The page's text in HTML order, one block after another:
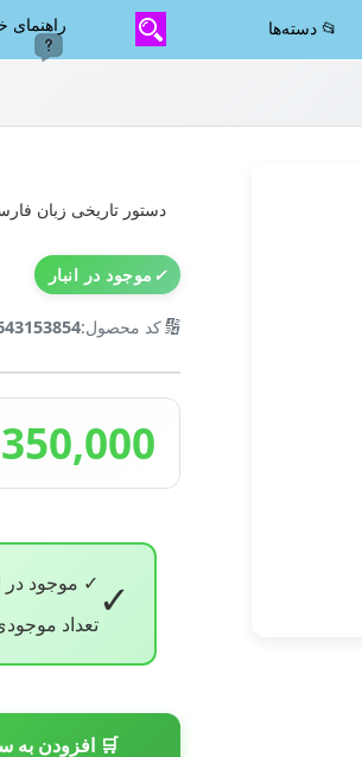
📂 دسته‌ها راهنمای
دستور تاریخی زبان
✓ موجود در انبار
🔢کد محصول:
350,000 تومان
✓ ✓ موجود در
تعداد موجودی: 9
🛒 افزودن به